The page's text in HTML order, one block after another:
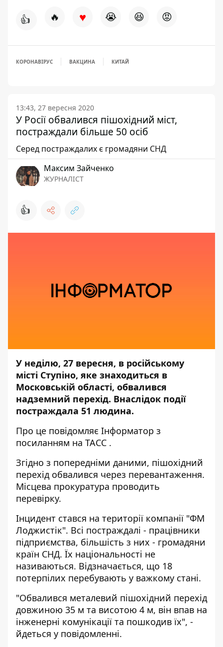
👍 🔥 ♥ 😭 😆 😡
КОРОНАВІРУС ВАКЦИНА КИТАЙ
13:43, 27 вересня 2020
У Росії обвалився пішохідний міст,
постраждали більше 50 осіб
Серед постраждалих є громадяни СНД
Максим Зайченко
ЖУРНАЛІСТ
👍
У неділю, 27 вересня, в російському
місті Ступіно, яке знаходиться в
Московській області, обвалився
надземний перехід. Внаслідок події
постраждала 51 людина.
Про це повідомляє Інформатор з
посиланням на ТАСС .
Згідно з попередніми даними, пішохідний
перехід обвалився через перевантаження.
Місцева прокуратура проводить
перевірку.
Інцидент стався на території компанії "ФМ
Лоджистік". Всі постраждалі - працівники
підприємства, більшість з них - громадяни
країн СНД. Їх національності не
називаються. Відзначається, що 18
потерпілих перебувають у важкому стані.
"Обвалився металевий пішохідний перехід
довжиною 35 м та висотою 4 м, він впав на
інженерні комунікації та пошкодив їх", -
йдеться у повідомленні.